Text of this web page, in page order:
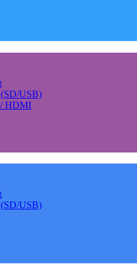
USB)
HDMI
USB)